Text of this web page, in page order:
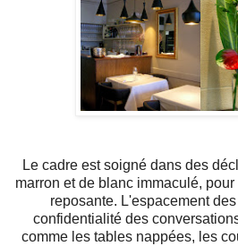
Le cadre est soigné dans des
marron et de blanc immaculé,
reposante. L'espacement
confidentialité des
comme les tables nappées, les